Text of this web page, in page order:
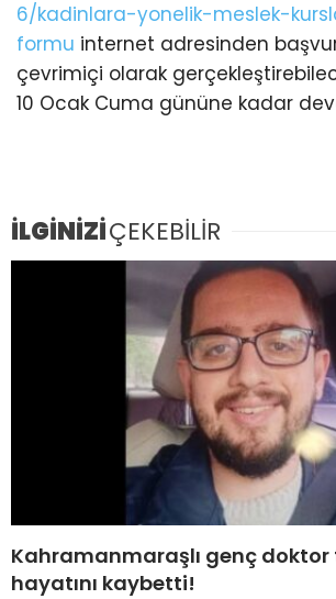
6/kadinlara-yonelik-meslek-
formu internet adresinden
çevrimiçi olarak
10 Ocak Cuma gününe kadar
İLGİNİZİÇEKEBİLİR
Kahramanmaraşlı genç
hayatını kaybetti!